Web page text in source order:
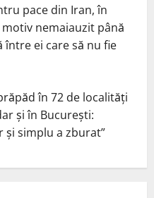
pace din Iran, în
nemaiauzit până
între ei care să nu fie
în 72 de localități
și în București:
și simplu a zburat”